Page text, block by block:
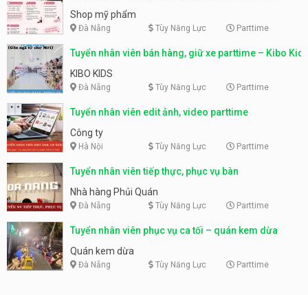
Shop mỹ phẩm
Đà Nẵng Tùy Năng Lực Parttime
Tuyển nhân viên bán hàng, giữ xe parttime – Kibo Kid
KIBO KIDS
Đà Nẵng Tùy Năng Lực Parttime
Tuyển nhân viên edit ảnh, video parttime
Công ty
Hà Nội Tùy Năng Lực Parttime
Tuyển nhân viên tiếp thực, phục vụ bàn
Nhà hàng Phủi Quán
Đà Nẵng Tùy Năng Lực Parttime
Tuyển nhân viên phục vụ ca tối – quán kem dừa
Quán kem dừa
Đà Nẵng Tùy Năng Lực Parttime